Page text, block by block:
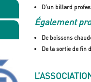
D’un billard
Également
De boissons
De la sortie de fin